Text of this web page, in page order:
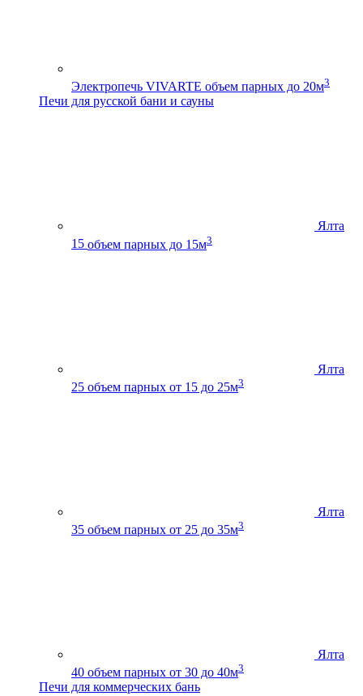
Электропечь VIVARTE объем парных до 20м3
Печи для русской бани и сауны
Ялта
15 объем парных до 15м3
Ялта
25 объем парных от 15 до 25м3
Ялта
35 объем парных от 25 до 35м3
Ялта
40 объем парных от 30 до 40м3
Печи для коммерческих бань